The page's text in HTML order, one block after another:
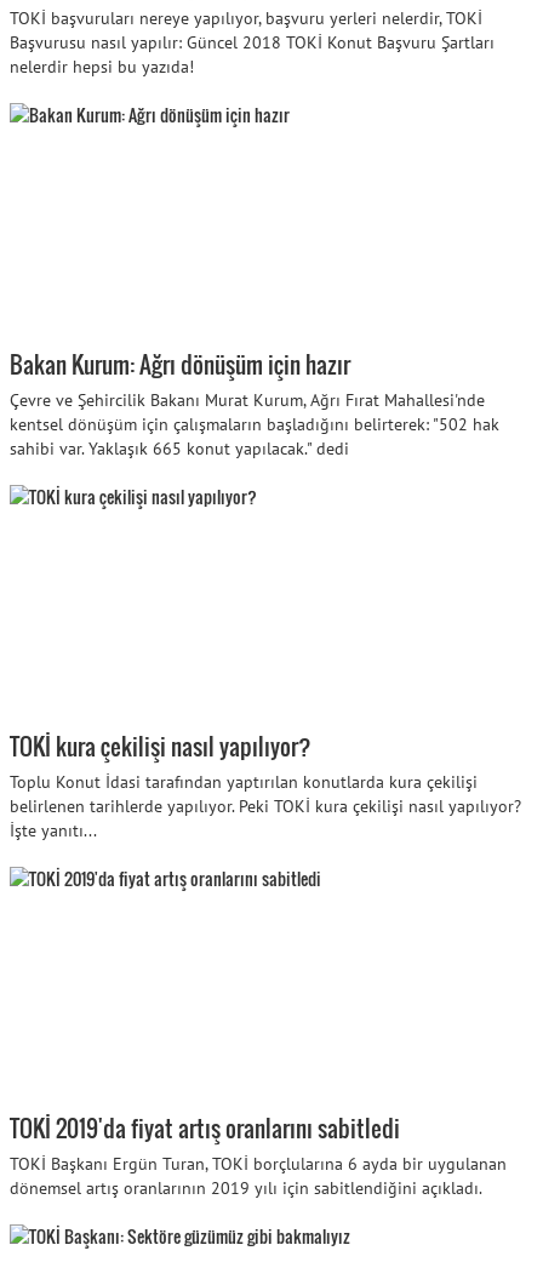
TOKİ başvuruları nereye yapılıyor, başvuru yerleri nelerdir, TOKİ
Başvurusu nasıl yapılır: Güncel 2018 TOKİ Konut Başvuru Şartları
nelerdir hepsi bu yazıda!
Bakan Kurum: Ağrı dönüşüm için hazır
Çevre ve Şehircilik Bakanı Murat Kurum, Ağrı Fırat Mahallesi'nde
kentsel dönüşüm için çalışmaların başladığını belirterek: "502 hak
sahibi var. Yaklaşık 665 konut yapılacak." dedi
TOKİ kura çekilişi nasıl yapılıyor?
Toplu Konut İdasi tarafından yaptırılan konutlarda kura çekilişi
belirlenen tarihlerde yapılıyor. Peki TOKİ kura çekilişi nasıl yapılıyor?
İşte yanıtı...
TOKİ 2019'da fiyat artış oranlarını sabitledi
TOKİ Başkanı Ergün Turan, TOKİ borçlularına 6 ayda bir uygulanan
dönemsel artış oranlarının 2019 yılı için sabitlendiğini açıkladı.